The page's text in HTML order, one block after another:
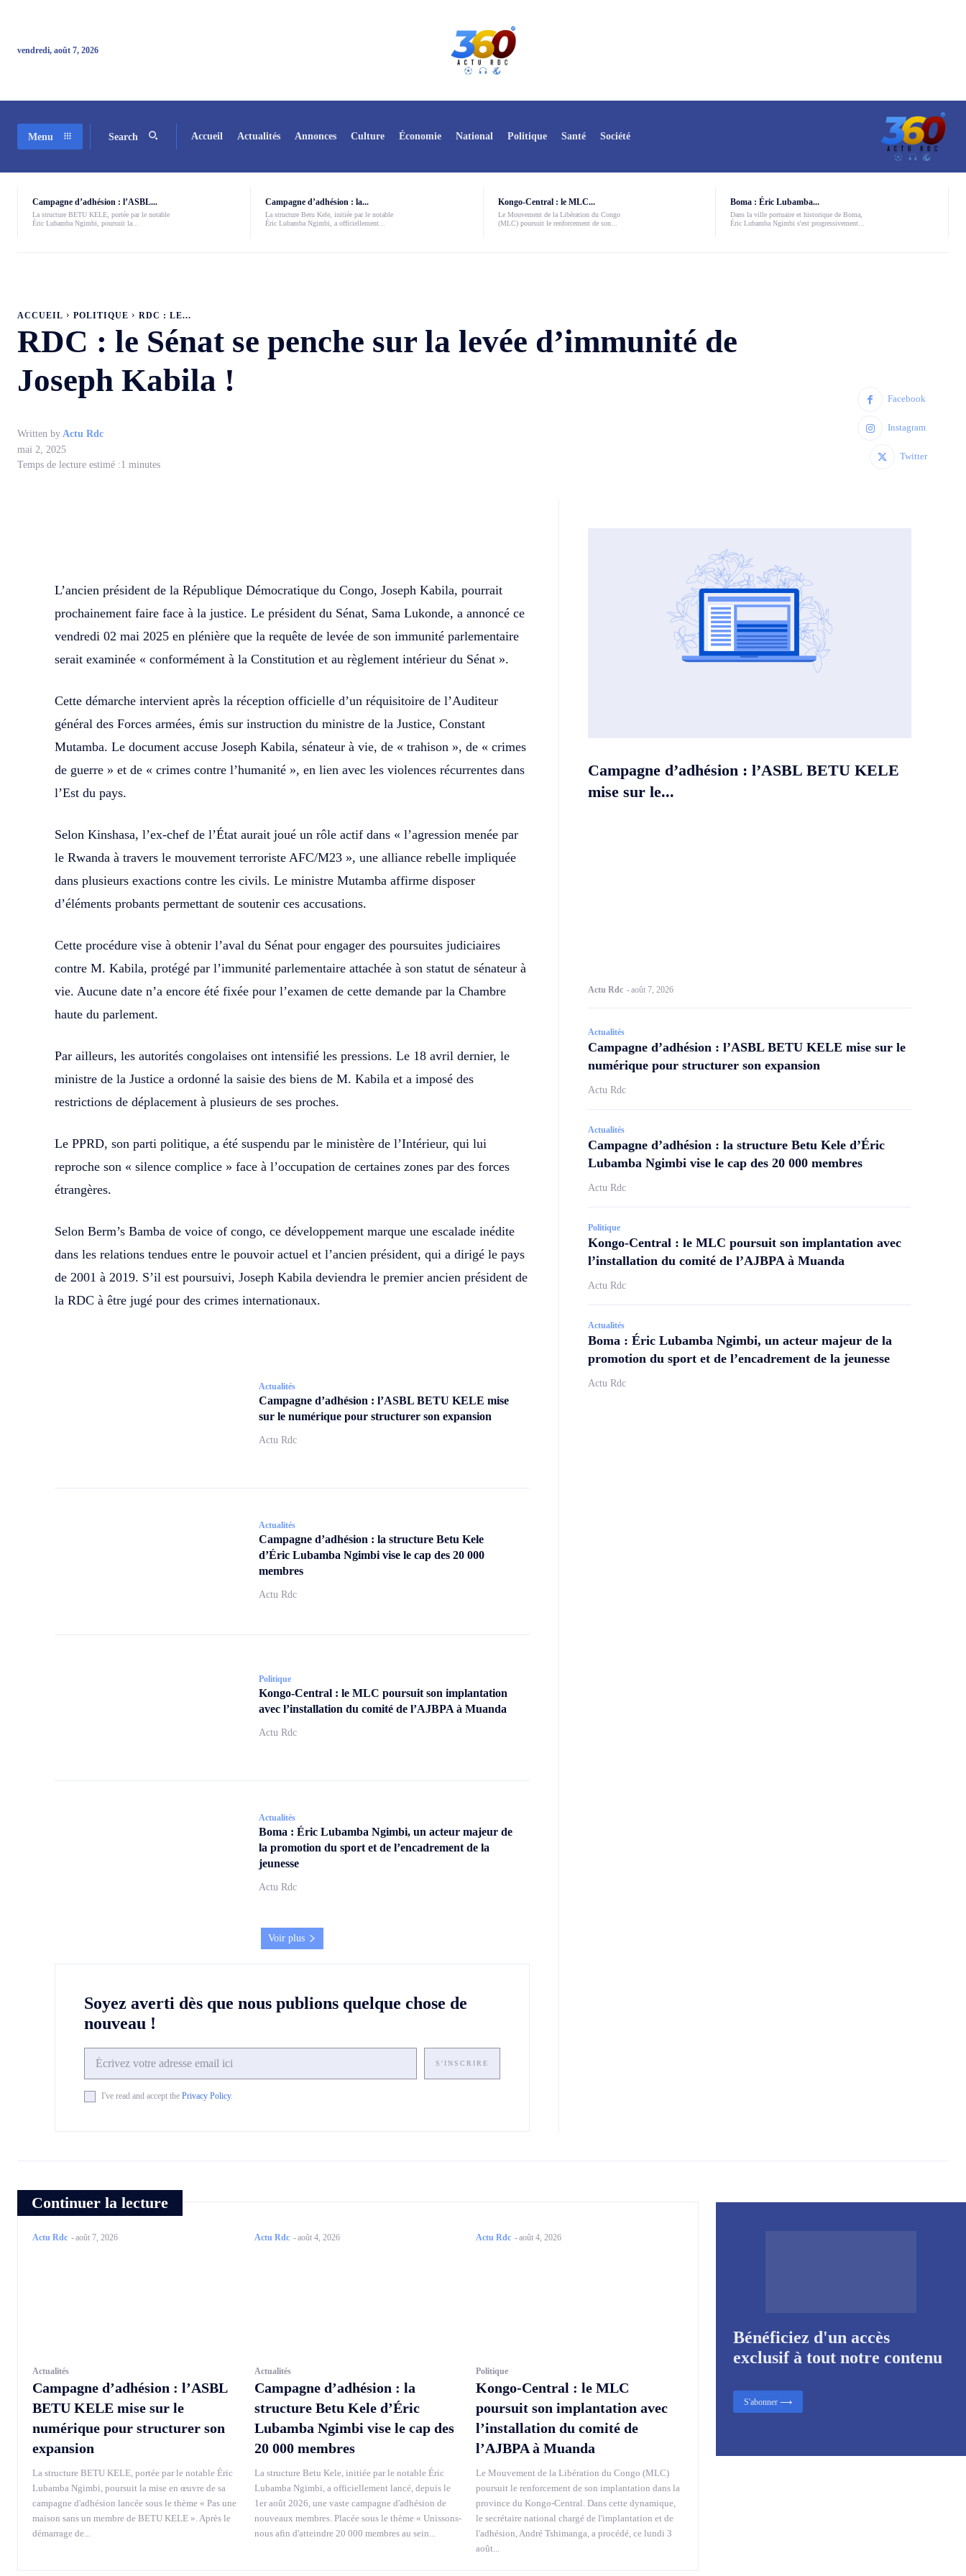
vendredi, août 7, 2026
Menu Search Accueil Actualités Annonces Culture Économie National Politique Santé Société
Campagne d’adhésion : l’ASBL...
La structure BETU KELE, portée par le notable
Éric Lubamba Ngimbi, poursuit la...
Campagne d’adhésion : la...
La structure Betu Kele, initiée par le notable
Éric Lubamba Ngimbi, a officiellement...
Kongo-Central : le MLC...
Le Mouvement de la Libération du Congo
(MLC) poursuit le renforcement de son...
Boma : Éric Lubamba...
Dans la ville portuaire et historique de Boma,
Éric Lubamba Ngimbi s'est progressivement...
ACCUEIL POLITIQUE RDC : LE...
RDC : le Sénat se penche sur la levée d’immunité de
Joseph Kabila !
Written by Actu Rdc
mai 2, 2025
Temps de lecture estimé :1 minutes
Facebook
Instagram
Twitter
L’ancien président de la République Démocratique du Congo, Joseph Kabila, pourrait
prochainement faire face à la justice. Le président du Sénat, Sama Lukonde, a annoncé ce
vendredi 02 mai 2025 en plénière que la requête de levée de son immunité parlementaire
serait examinée « conformément à la Constitution et au règlement intérieur du Sénat ».
Cette démarche intervient après la réception officielle d’un réquisitoire de l’Auditeur
général des Forces armées, émis sur instruction du ministre de la Justice, Constant
Mutamba. Le document accuse Joseph Kabila, sénateur à vie, de « trahison », de « crimes
de guerre » et de « crimes contre l’humanité », en lien avec les violences récurrentes dans
l’Est du pays.
Selon Kinshasa, l’ex-chef de l’État aurait joué un rôle actif dans « l’agression menée par
le Rwanda à travers le mouvement terroriste AFC/M23 », une alliance rebelle impliquée
dans plusieurs exactions contre les civils. Le ministre Mutamba affirme disposer
d’éléments probants permettant de soutenir ces accusations.
Cette procédure vise à obtenir l’aval du Sénat pour engager des poursuites judiciaires
contre M. Kabila, protégé par l’immunité parlementaire attachée à son statut de sénateur à
vie. Aucune date n’a encore été fixée pour l’examen de cette demande par la Chambre
haute du parlement.
Par ailleurs, les autorités congolaises ont intensifié les pressions. Le 18 avril dernier, le
ministre de la Justice a ordonné la saisie des biens de M. Kabila et a imposé des
restrictions de déplacement à plusieurs de ses proches.
Le PPRD, son parti politique, a été suspendu par le ministère de l’Intérieur, qui lui
reproche son « silence complice » face à l’occupation de certaines zones par des forces
étrangères.
Selon Berm’s Bamba de voice of congo, ce développement marque une escalade inédite
dans les relations tendues entre le pouvoir actuel et l’ancien président, qui a dirigé le pays
de 2001 à 2019. S’il est poursuivi, Joseph Kabila deviendra le premier ancien président de
la RDC à être jugé pour des crimes internationaux.
Actualités
Campagne d’adhésion : l’ASBL BETU KELE mise
sur le numérique pour structurer son expansion
Actu Rdc
Actualités
Campagne d’adhésion : la structure Betu Kele
d’Éric Lubamba Ngimbi vise le cap des 20 000
membres
Actu Rdc
Politique
Kongo-Central : le MLC poursuit son implantation
avec l’installation du comité de l’AJBPA à Muanda
Actu Rdc
Actualités
Boma : Éric Lubamba Ngimbi, un acteur majeur de
la promotion du sport et de l’encadrement de la
jeunesse
Actu Rdc
Voir plus
Soyez averti dès que nous publions quelque chose de
nouveau !
S'INSCRIRE
I've read and accept the Privacy Policy.
Campagne d’adhésion : l’ASBL BETU KELE
mise sur le...
Actu Rdc -août 7, 2026
Actualités
Campagne d’adhésion : l’ASBL BETU KELE mise sur le
numérique pour structurer son expansion
Actu Rdc
Actualités
Campagne d’adhésion : la structure Betu Kele d’Éric
Lubamba Ngimbi vise le cap des 20 000 membres
Actu Rdc
Politique
Kongo-Central : le MLC poursuit son implantation avec
l’installation du comité de l’AJBPA à Muanda
Actu Rdc
Actualités
Boma : Éric Lubamba Ngimbi, un acteur majeur de la
promotion du sport et de l’encadrement de la jeunesse
Actu Rdc
Continuer la lecture
Actu Rdc -août 7, 2026
Actualités
Campagne d’adhésion : l’ASBL
BETU KELE mise sur le
numérique pour structurer son
expansion
La structure BETU KELE, portée par le notable Éric
Lubamba Ngimbi, poursuit la mise en œuvre de sa
campagne d'adhésion lancée sous le thème « Pas une
maison sans un membre de BETU KELE ». Après le
démarrage de...
Actu Rdc -août 4, 2026
Actualités
Campagne d’adhésion : la
structure Betu Kele d’Éric
Lubamba Ngimbi vise le cap des
20 000 membres
La structure Betu Kele, initiée par le notable Éric
Lubamba Ngimbi, a officiellement lancé, depuis le
1er août 2026, une vaste campagne d'adhésion de
nouveaux membres. Placée sous le thème « Unissons-
nous afin d'atteindre 20 000 membres au sein...
Actu Rdc -août 4, 2026
Politique
Kongo-Central : le MLC
poursuit son implantation avec
l’installation du comité de
l’AJBPA à Muanda
Le Mouvement de la Libération du Congo (MLC)
poursuit le renforcement de son implantation dans la
province du Kongo-Central. Dans cette dynamique,
le secrétaire national chargé de l'implantation et de
l'adhésion, André Tshimanga, a procédé, ce lundi 3
août...
Bénéficiez d'un accès
exclusif à tout notre contenu
S'abonner ⟶